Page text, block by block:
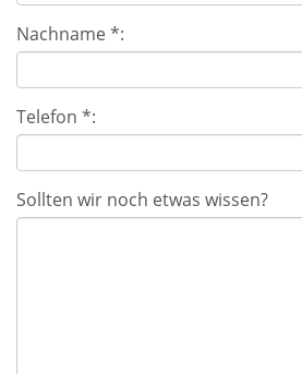
Nachname *:
Telefon *:
Sollten wir noch etwas wissen?